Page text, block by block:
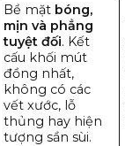
Bề mặt bóng,
mịn và phẳng
tuyệt đối. Kết
cấu khối mút
đồng nhất,
không có các
vết xước, lỗ
thủng hay hiện
tượng sần sùi.